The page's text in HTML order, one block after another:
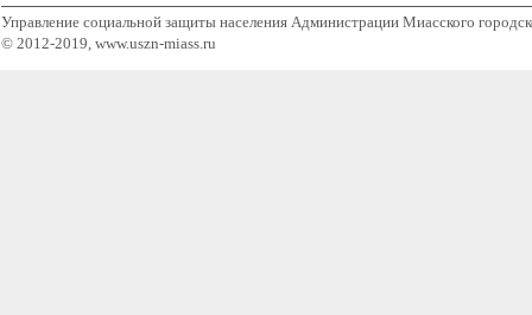
Управление социальной защиты населения Администрации Миасского
© 2012-2019, www.uszn-miass.ru